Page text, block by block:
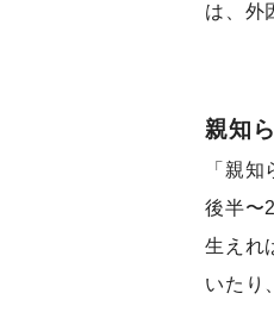
は、外
親知
「親
後半〜
生えれ
いたり